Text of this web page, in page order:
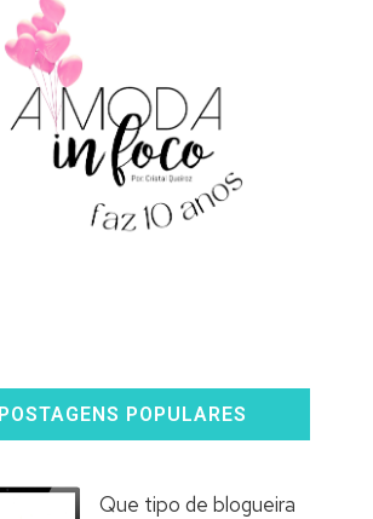
POSTAGENS POPULARES
Que tipo de blogueira